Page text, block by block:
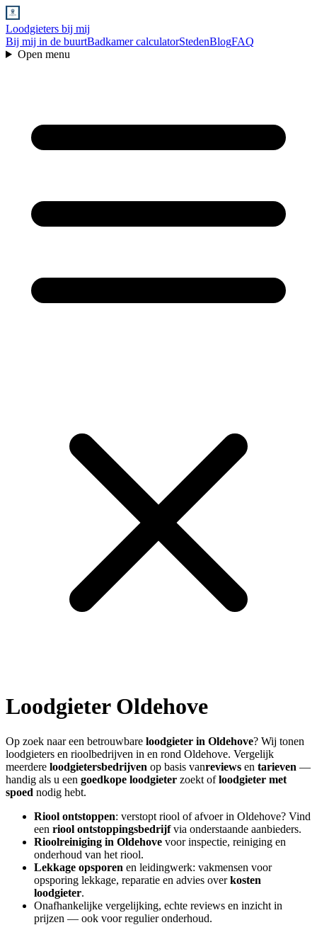
Loodgieters bij mij
Bij mij in de buurtBadkamer calculatorStedenBlogFAQ
Open menu
Loodgieter Oldehove
Op zoek naar een betrouwbare loodgieter in Oldehove? Wij tonen
loodgieters en rioolbedrijven in en rond Oldehove. Vergelijk
meerdere loodgietersbedrijven op basis vanreviews en tarieven —
handig als u een goedkope loodgieter zoekt ofloodgieter met
spoed nodig hebt.
Riool ontstoppen: verstopt riool of afvoer in Oldehove? Vind
een riool ontstoppingsbedrijfvia onderstaande aanbieders.
Rioolreiniging in Oldehove voor inspectie, reiniging en
onderhoud van het riool.
Lekkage opsporen en leidingwerk: vakmensen voor
opsporing lekkage, reparatie en advies overkosten
loodgieter.
Onafhankelijke vergelijking, echte reviews en inzicht in
prijzen — ook voor regulier onderhoud.